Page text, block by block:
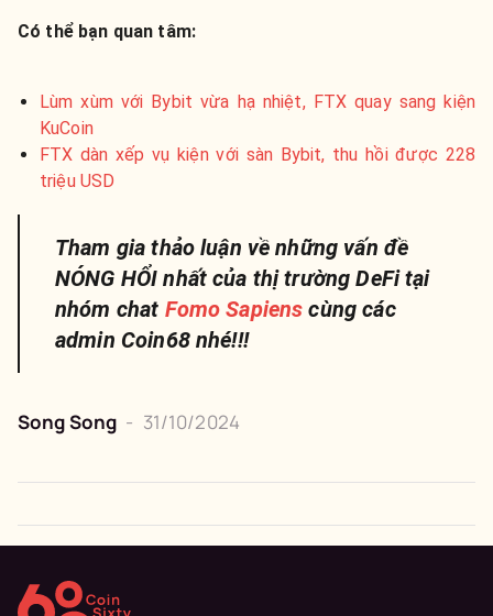
Có thể bạn quan tâm:
Lùm xùm với Bybit vừa hạ nhiệt, FTX quay sang kiện
KuCoin
FTX dàn xếp vụ kiện với sàn Bybit, thu hồi được 228
triệu USD
Tham gia thảo luận về những vấn đề
NÓNG HỔI nhất của thị trường DeFi tại
nhóm chat Fomo Sapiens cùng các
admin Coin68 nhé!!!
Song Song - 31/10/2024